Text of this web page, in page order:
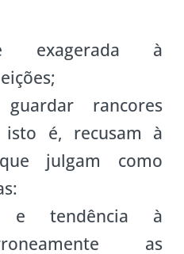
exagerada à
rancores
isto é, recusam à
julgam como
e tendência à
as